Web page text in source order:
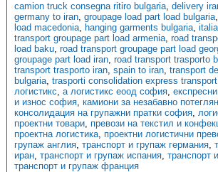
camion truck consegna ritiro bulgaria, delivery
germany to iran, groupage load part load bulgaria,
load macedonia, hanging garments bulgaria,
transport groupage part load armenia, road
load baku, road transport groupage part load
groupage part load iran, road transport trasporto
transport trasporto iran, spain to iran, transport
bulgaria, trasporti consolidation express
логистикс, а логистикс еоод софия,
и износ софия, камиони за незабавно
консолидация на групажни пратки софия,
проектни товари, превози на текстил и
проектна логистика, проектни логистични
групаж англия, транспорт и групаж германия,
иран, транспорт и групаж испания, транспорт
транспорт и групаж франция